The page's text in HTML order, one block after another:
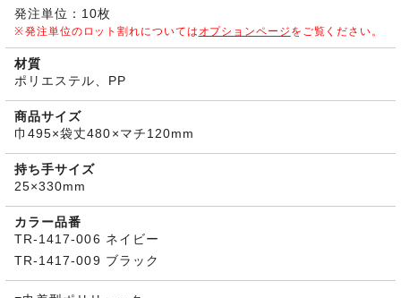
発注単位：10枚
発注単位のロット割れについては オプションページ をご覧ください。
材質
ポリエステル、PP
商品サイズ
巾495×袋丈480×マチ120mm
持ち手サイズ
25×330mm
カラー品番
TR-1417-006 ネイビー
TR-1417-009 ブラック